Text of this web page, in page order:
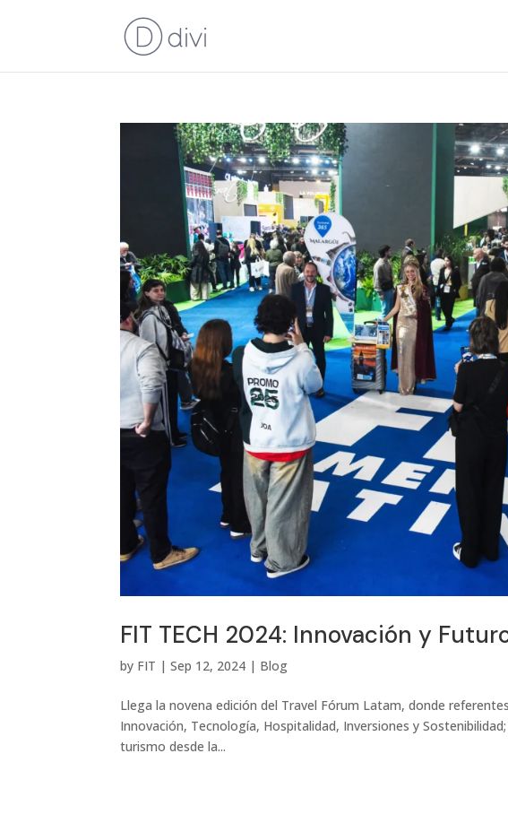
FIT TECH 2024: Innovación y
by FIT |Sep 12, 2024 | Blog
Llega la novena edición del Travel Fórum Latam, donde
Innovación, Tecnología, Hospitalidad, Inversiones y
turismo desde la...